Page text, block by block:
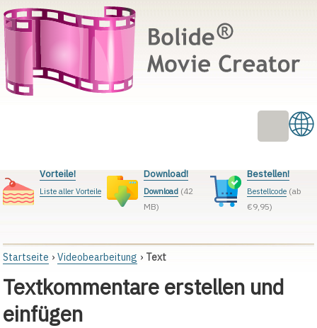
Vorteile!
Liste aller Vorteile
Download!
Download (42
MB)
Bestellen!
Bestellcode (ab
€9,95)
Startseite Videobearbeitung Text
Textkommentare erstellen und
einfügen